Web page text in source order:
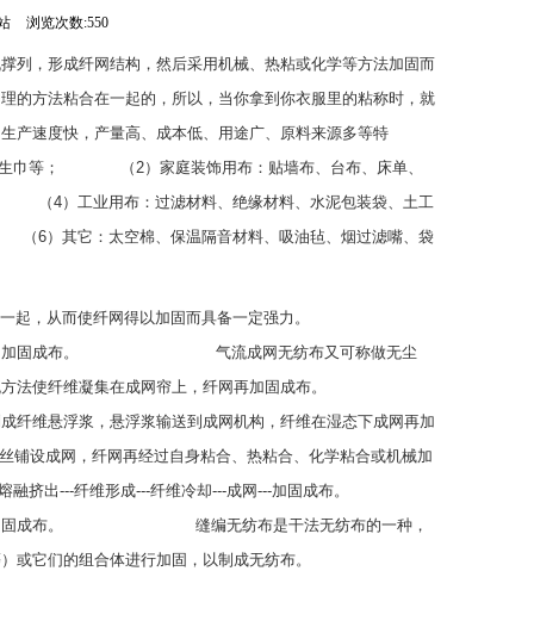
浏览次数:550
，形成纤网结构，然后采用机械、热粘或化学等方法加固而
的方法粘合在一起的，所以，当你拿到你衣服里的粘称时，就
产速度快，产量高、成本低、用途广、原料来源多等特
等； 　　  　（2）家庭装饰用布：贴墙布、台布、床单、
　（4）工业用布：过滤材料、绝缘材料、水泥包装袋、土工
（6）其它：太空棉、保温隔音材料、吸油毡、烟过滤嘴、袋
一起，从而使纤网得以加固而具备一定强力。
成布。 　  　　 　　  　　气流成网无纺布又可称做无尘
气流方法使纤维凝集在成网帘上，纤网再加固成布。
维悬浮浆，悬浮浆输送到成网机构，纤维在湿态下成网再加
铺设成网，纤网再经过自身粘合、热粘合、化学粘合或机械加
---熔融挤出---纤维形成---纤维冷却---成网---加固成布。
布。 　　  　　　  　　缝编无纺布是干法无纺布的一种，
或它们的组合体进行加固，以制成无纺布。